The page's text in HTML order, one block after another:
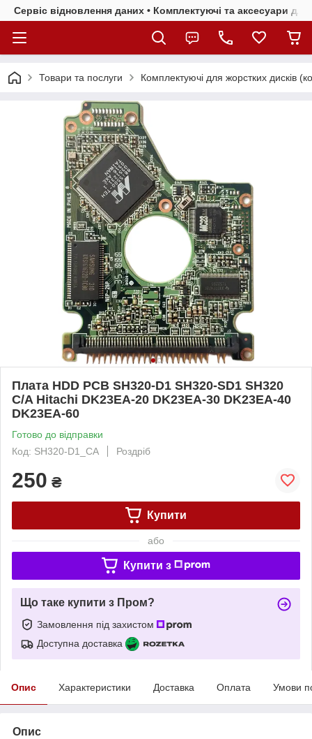
Сервіс відновлення даних • Комплектуючі та аксесуари
Товари та послуги Комплектуючі для жорстких дисків
Плата HDD PCB SH320-D1 SH320-SD1 SH320
C/A Hitachi DK23EA-20 DK23EA-30 DK23EA-40
DK23EA-60
Готово до відправки
Код: SH320-D1_CA
Роздріб
250 ₴
Купити
або
Купити з
Що таке купити з Пром?
Замовлення під захистом
Доступна доставка
Опис Характеристики Доставка Оплата Умови
Опис